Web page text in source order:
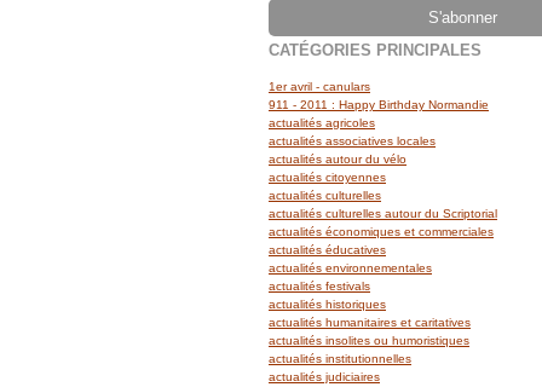
CATÉGORIES PRINCIPALES
1er avril - canulars
911 - 2011 : Happy Birthday Normandie
actualités agricoles
actualités associatives locales
actualités autour du vélo
actualités citoyennes
actualités culturelles
actualités culturelles autour du Scriptorial
actualités économiques et commerciales
actualités éducatives
actualités environnementales
actualités festivals
actualités historiques
actualités humanitaires et caritatives
actualités insolites ou humoristiques
actualités institutionnelles
actualités judiciaires